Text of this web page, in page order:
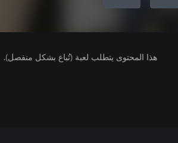
هذا المحتوى يتطلب لعبة (تُباع بشكل منفصل).